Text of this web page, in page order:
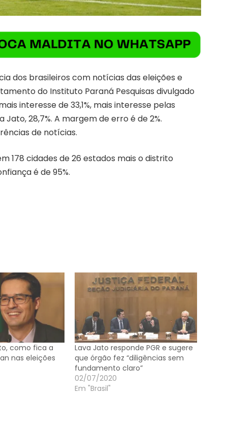
dos brasileiros com notícias das eleições e
do Instituto Paraná Pesquisas divulgado
interesse de 33,1%, mais interesse pelas
28,7%. A margem de erro é de 2%.
de notícias.
178 cidades de 26 estados mais o distrito
é de 95%.
como fica a
nas eleições
Lava Jato responde PGR e sugere
que órgão fez “diligências sem
fundamento claro”
02/07/2020
Em "Brasil"